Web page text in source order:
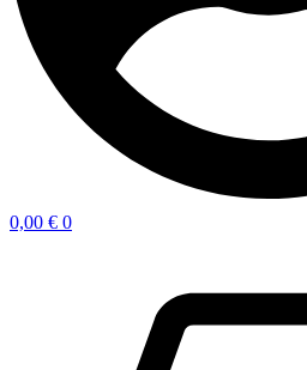
0,00 € 0